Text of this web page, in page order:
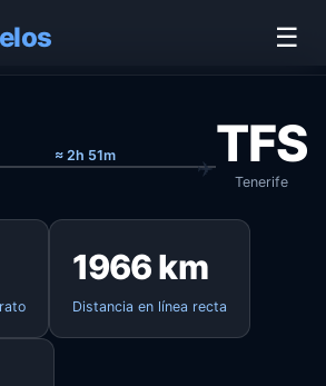
☰
≈ 2h 51m TFS
Tenerife
1966 km
Distancia en línea recta